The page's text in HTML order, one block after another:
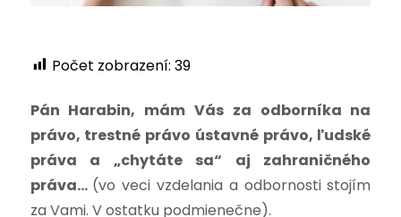
Počet zobrazení: 39
Pán Harabin, mám Vás za odborníka na
právo, trestné právo ústavné právo, ľudské
práva a „chytáte sa“ aj zahraničného
práva… (vo veci vzdelania a odbornosti stojím
za Vami. V ostatku podmienečne).